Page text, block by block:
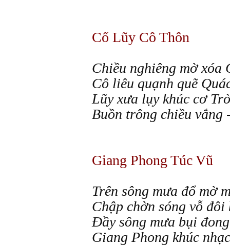
Cổ Lũy Cô Thôn
Chiều nghiêng mờ xóa
Cô liêu quạnh quẽ
Lũy xưa lụy khúc cơ
Buồn trông chiều
Giang Phong Túc Vũ
Trên sông mưa đổ mờ
Chập chờn sóng vỗ
Đầy sông mưa bụi
Giang Phong khúc